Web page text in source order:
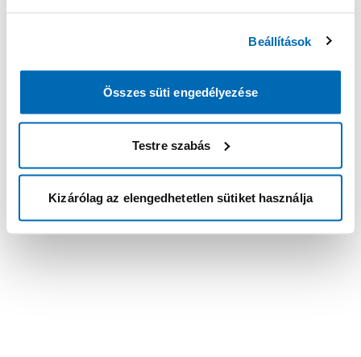
Beállítások
Összes süti engedélyezése
Testre szabás
Kizárólag az elengedhetetlen sütiket használja